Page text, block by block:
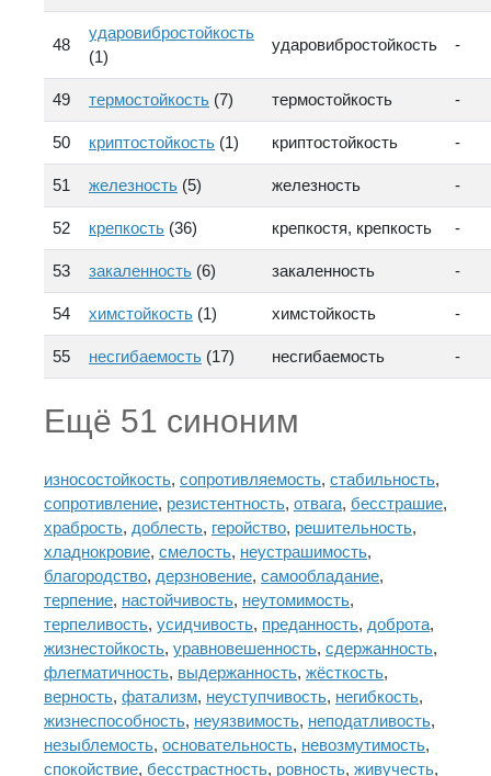
48
ударовибростойкость
(1)
ударовибростойкость -
49 термостойкость (7) термостойкость -
50 криптостойкость (1) криптостойкость -
51 железность (5) железность -
52 крепкость (36) крепкостя, крепкость -
53 закаленность (6) закаленность -
54 химстойкость (1) химстойкость -
55 несгибаемость (17) несгибаемость -
Ещё 51 синоним
износостойкость, сопротивляемость, стабильность,
сопротивление, резистентность, отвага, бесстрашие,
храбрость, доблесть, геройство, решительность,
хладнокровие, смелость, неустрашимость,
благородство, дерзновение, самообладание,
терпение, настойчивость, неутомимость,
терпеливость, усидчивость, преданность, доброта,
жизнестойкость, уравновешенность, сдержанность,
флегматичность, выдержанность, жёсткость,
верность, фатализм, неуступчивость, негибкость,
жизнеспособность, неуязвимость, неподатливость,
незыблемость, основательность, невозмутимость,
спокойствие, бесстрастность, ровность, живучесть,